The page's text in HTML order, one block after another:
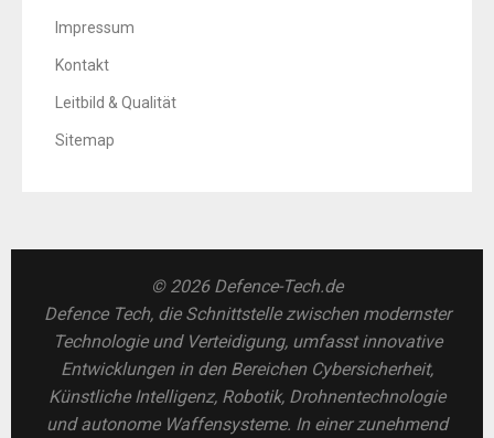
Impressum
Kontakt
Leitbild & Qualität
Sitemap
© 2026 Defence-Tech.de
Defence Tech, die Schnittstelle zwischen modernster
Technologie und Verteidigung, umfasst innovative
Entwicklungen in den Bereichen Cybersicherheit,
Künstliche Intelligenz, Robotik, Drohnentechnologie
und autonome Waffensysteme. In einer zunehmend